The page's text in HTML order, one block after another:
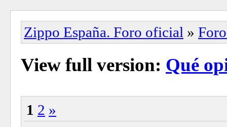
Zippo España. Foro oficial »
View full version: Qué
1 2 »